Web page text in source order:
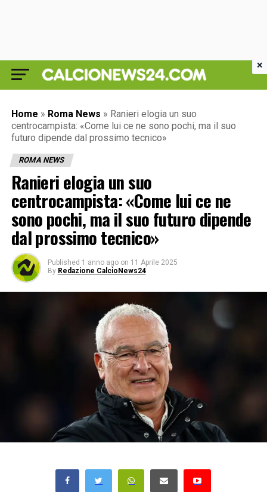
Home » Roma News » Ranieri elogia un suo
centrocampista: «Come lui ce ne sono pochi, ma il suo
futuro dipende dal prossimo tecnico»
ROMA NEWS
Ranieri elogia un suo
centrocampista: «Come lui ce ne
sono pochi, ma il suo futuro dipende
dal prossimo tecnico»
Published 1 anno ago on 11 Aprile 2025
By Redazione CalcioNews24
×